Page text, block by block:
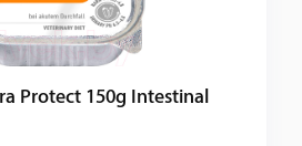
Protect 150g Intestinal